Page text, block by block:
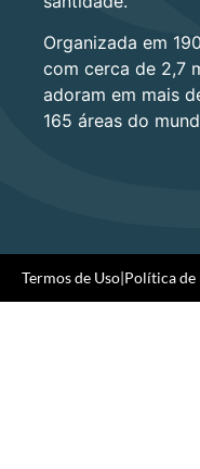
Organizada em
com cerca de 2,7
adoram em mais
165 áreas do
Termos de Uso|Política de